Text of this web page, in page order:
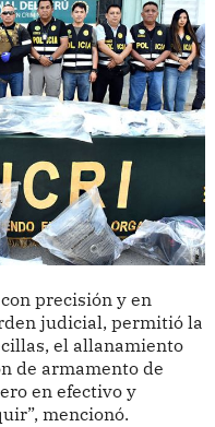
precisión y en
judicial, permitió la
el allanamiento
de armamento de
en efectivo y
mencionó.